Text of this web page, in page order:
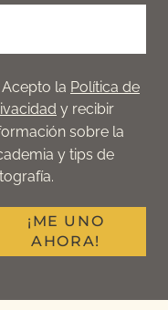
Acepto la Política de
y recibir
sobre la
y tips de
¡ME UNO
AHORA!